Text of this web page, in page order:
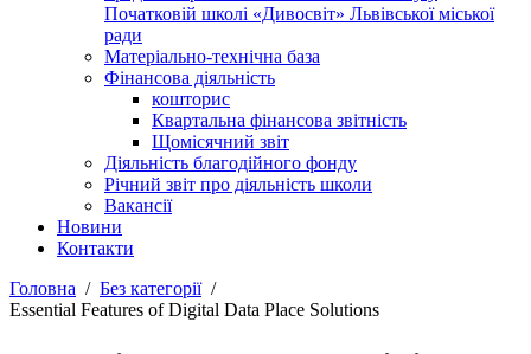
Початковій школі «Дивосвіт» Львівської міської
ради
Матеріально-технічна база
Фінансова діяльність
кошторис
Квартальна фінансова звітність
Щомісячний звіт
Діяльність благодійного фонду
Річний звіт про діяльність школи
Вакансії
Новини
Контакти
Головна
Без категорії
Essential Features of Digital Data Place Solutions